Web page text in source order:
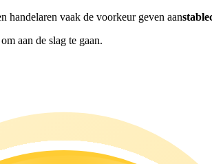
handelaren vaak de voorkeur geven aan
aan de slag te gaan.